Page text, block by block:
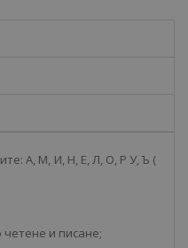
А, М, И, Н, Е, Л, О, Р У, Ъ (
и писане;